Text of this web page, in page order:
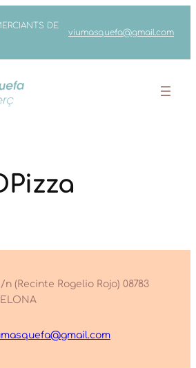
DE
viumasquefa@gmail.com
(Recinte Rogelio Rojo) 08783